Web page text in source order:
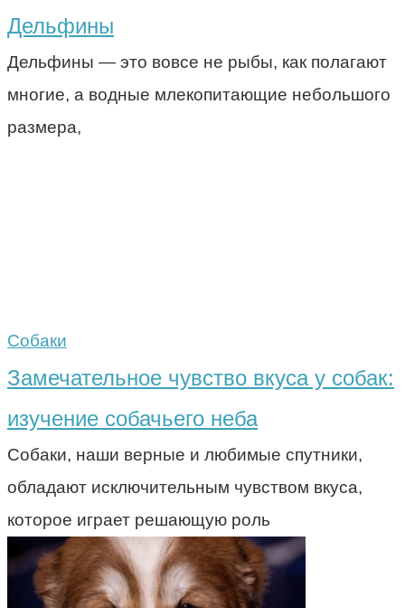
Дельфины
Дельфины — это вовсе не рыбы, как полагают
многие, а водные млекопитающие небольшого
размера,
Собаки
Замечательное чувство вкуса у собак:
изучение собачьего неба
Собаки, наши верные и любимые спутники,
обладают исключительным чувством вкуса,
которое играет решающую роль